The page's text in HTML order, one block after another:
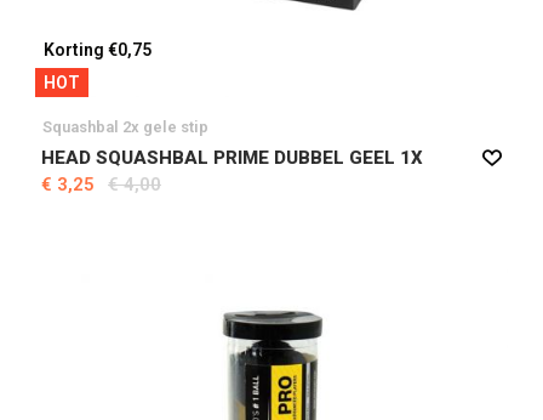
Korting €0,75
HOT
Squashbal 2x gele stip
HEAD SQUASHBAL PRIME DUBBEL GEEL 1X
€ 3,25
€ 4,00